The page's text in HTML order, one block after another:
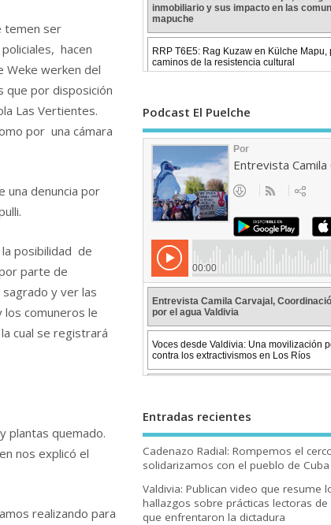
temen ser
hacen
Weke werken del
que por disposición
Las Vertientes.
por una cámara
una denuncia por
la posibilidad de
parte de
y ver las
los comuneros le
cual se registrará
plantas quemado.
nos explicó el
realizando para
Podcast El Puelche
Entradas recientes
Cadenazo Radial: Rompemos el
solidarizamos con el pueblo de Cuba
Valdivia: Publican video que resume
hallazgos sobre prácticas lectoras
que enfrentaron la dictadura